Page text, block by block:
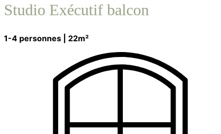
Studio Exécutif balcon
1-4 personnes | 22m²